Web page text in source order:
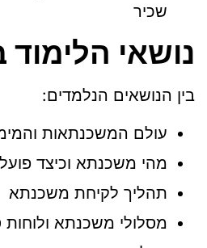
שכיר
נושאי הלימוד
בין הנושאים הנלמדים:
עולם המשכנתאות
מהי משכנתא וכיצד
תהליך לקיחת משכנתא
מסלולי משכנתא ולוחות